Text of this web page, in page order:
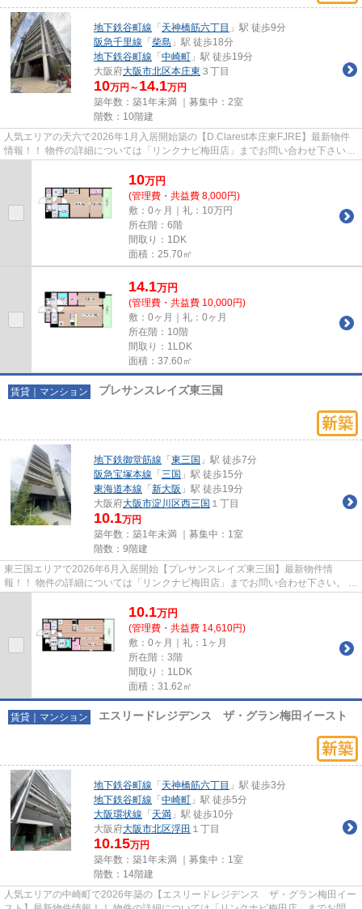
地下鉄谷町線 「 天神橋筋六丁目 」駅 徒歩9分
阪急千里線 「 柴島 」駅 徒歩18分
地下鉄谷町線 「 中崎町 」駅 徒歩19分
大阪府大阪市北区本庄東 ３丁目
10万円～ 14.1万円
築年数：築1年未満 ｜募集中： 2室
階数：10階建
人気エリアの天六で2026年1月入居開始築の【D.Clarest本庄東FJRE】最新物件
情報！！ 物件の詳細については「リンクナビ梅田店」までお問い合わせ下さい。
10万円
(管理費・共益費 8,000円)
敷：0ヶ月｜礼：10万円
所在階：6階
間取り：1DK
面積：25.70㎡
14.1万円
(管理費・共益費 10,000円)
敷：0ヶ月｜礼：0ヶ月
所在階：10階
間取り：1LDK
面積：37.60㎡
賃貸｜マンション プレサンスレイズ東三国
地下鉄御堂筋線 「 東三国 」駅 徒歩7分
阪急宝塚本線 「 三国 」駅 徒歩15分
東海道本線 「 新大阪 」駅 徒歩19分
大阪府大阪市淀川区西三国 １丁目
10.1万円
築年数：築1年未満 ｜募集中： 1室
階数：9階建
東三国エリアで2026年6月入居開始【プレサンスレイズ東三国】最新物件情
報！！ 物件の詳細については「リンクナビ梅田店」までお問い合わせ下さい。 全
10.1万円
(管理費・共益費 14,610円)
敷：0ヶ月｜礼：1ヶ月
所在階：3階
間取り：1LDK
面積：31.62㎡
賃貸｜マンション エスリードレジデンス ザ・グラン梅田イースト
地下鉄谷町線 「 天神橋筋六丁目 」駅 徒歩3分
地下鉄谷町線 「 中崎町 」駅 徒歩5分
大阪環状線 「 天満 」駅 徒歩10分
大阪府大阪市北区浮田 １丁目
10.15万円
築年数：築1年未満 ｜募集中： 1室
階数：14階建
人気エリアの中崎町で2026年築の【エスリードレジデンス ザ・グラン梅田イー